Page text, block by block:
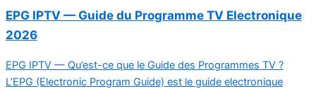
EPG IPTV — Guide du Programme TV Electronique
2026
EPG IPTV — Qu’est-ce que le Guide des Programmes TV ?
L’EPG (Electronic Program Guide) est le guide electronique